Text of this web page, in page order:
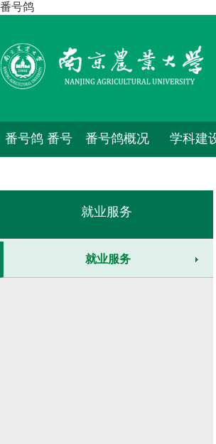
番号鸽
番号鸽 番号 番号鸽概况 学科建
就业服务
就业服务